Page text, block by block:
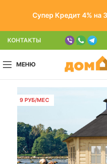
Супер Кредит 4% на
КОНТАКТЫ
МЕНЮ
9 РУБ/МЕС